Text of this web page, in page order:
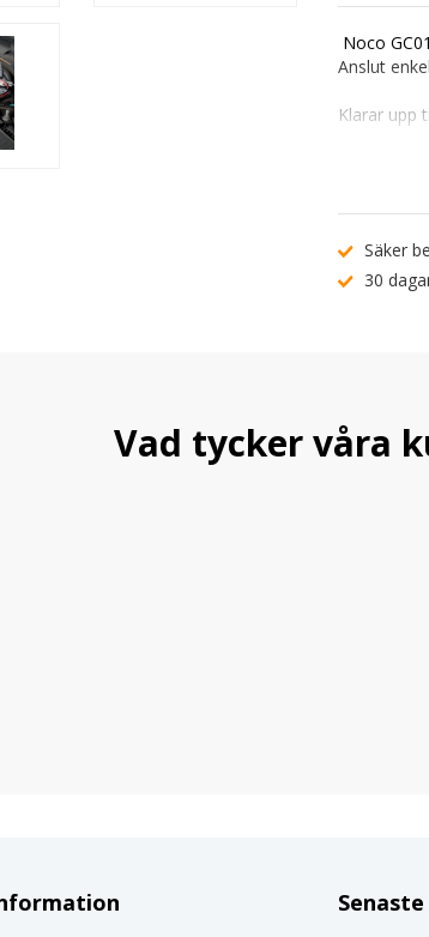
Noco
Anslut
Klarar upp
Säker
30
Vad tycker våra